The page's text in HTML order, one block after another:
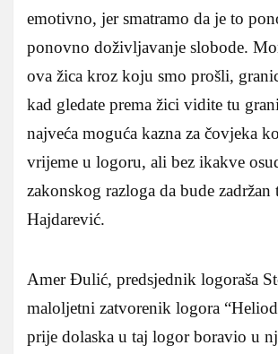
emotivno, jer smatramo da je to
ponovno doživljavanje slobode.
ova žica kroz koju smo prošli,
kad gledate prema žici vidite tu
najveća moguća kazna za čovjeka
vrijeme u logoru, ali bez ikakve
zakonskog razloga da bude zadržan
Hajdarević.
Amer Đulić, predsjednik logoraša
maloljetni zatvorenik logora
prije dolaska u taj logor boravio u